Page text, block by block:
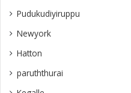
Pudukudiyiruppu
Newyork
Hatton
paruththurai